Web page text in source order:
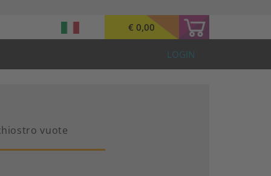
€ 0,00
LOGIN
vuote